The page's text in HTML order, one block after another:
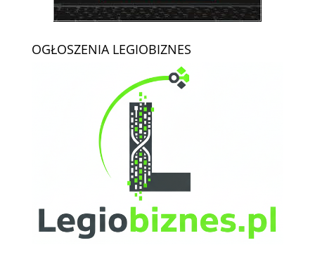
OGŁOSZENIA LEGIOBIZNES